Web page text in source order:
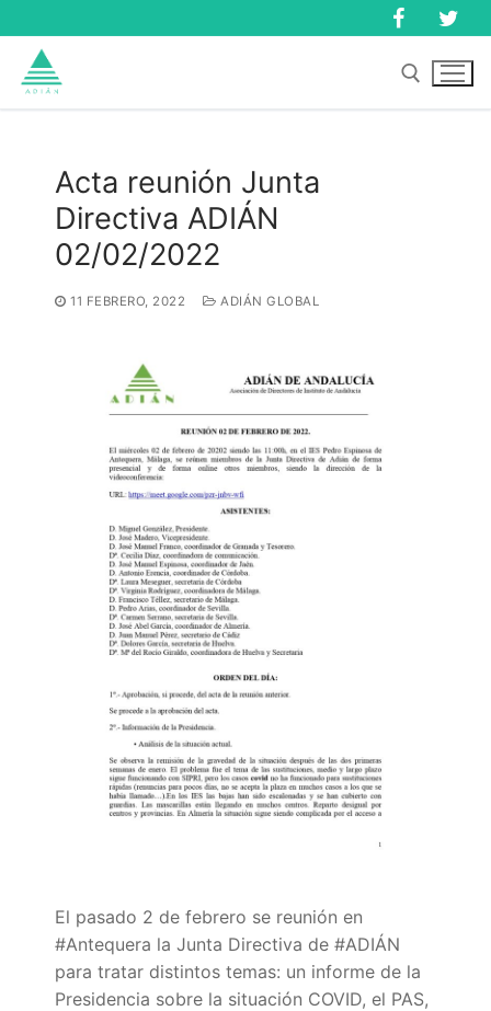
al
contenido
Buscar:
Delegaciones
Adián Almería
Adián Cádiz
Adián Córdoba
Adián Granada
Adián Huelva
Adián Sevilla
Consejería de Educación
Normativa ADIDE
Aula Virtual de Formación del Profesorado
Portal SÉNECA
Portal IEDA
Acta reunión Junta
Directiva ADIÁN
02/02/2022
11 FEBRERO, 2022 ADIÁN GLOBAL
El pasado 2 de febrero se reunión en
#Antequera la Junta Directiva de #ADIÁN
para tratar distintos temas: un informe de la
Presidencia sobre la situación COVID, el PAS,